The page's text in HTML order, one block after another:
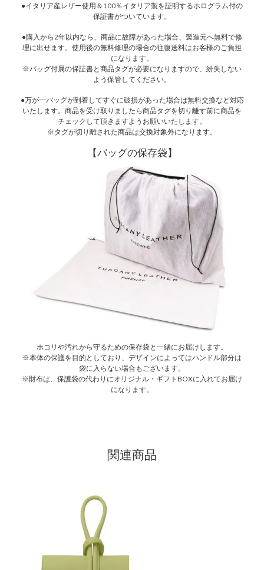
●イタリア産レザー使用＆100％イタリア製を証明するホログラム付の
保証書がついています。
●購入から2年以内なら、商品に故障があった場合、製造元へ無料で修
理に出せます。使用後の無料修理の場合の往復送料はお客様のご負担
になります。
※バッグ付属の保証書と商品タグが必要になりますので、紛失しない
よう保管してください。
●万が一バッグが到着してすぐに破損があった場合は無料交換など対応
いたします。商品を受け取りましたら商品タグを切り離す前に商品を
チェックして頂きますようお願いいたします。
※タグが切り離された商品は交換対象外になります。
【バッグの保存袋】
ホコリや汚れから守るための保存袋と一緒にお届けします。
※本体の保護を目的としており、デザインによってはハンドル部分は
袋に入らない場合もございます。
※財布は、保護袋の代わりにオリジナル・ギフトBOXに入れてお届け
になります。
関連商品